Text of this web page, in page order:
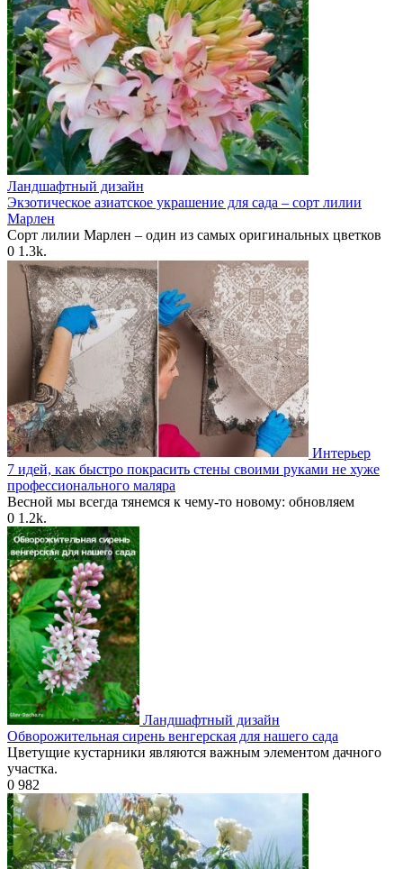
Ландшафтный дизайн
Экзотическое азиатское украшение для сада – сорт лилии
Марлен
Сорт лилии Марлен – один из самых оригинальных цветков
0 1.3k.
Интерьер
7 идей, как быстро покрасить стены своими руками не хуже
профессионального маляра
Весной мы всегда тянемся к чему-то новому: обновляем
0 1.2k.
Ландшафтный дизайн
Обворожительная сирень венгерская для нашего сада
Цветущие кустарники являются важным элементом дачного
участка.
0 982